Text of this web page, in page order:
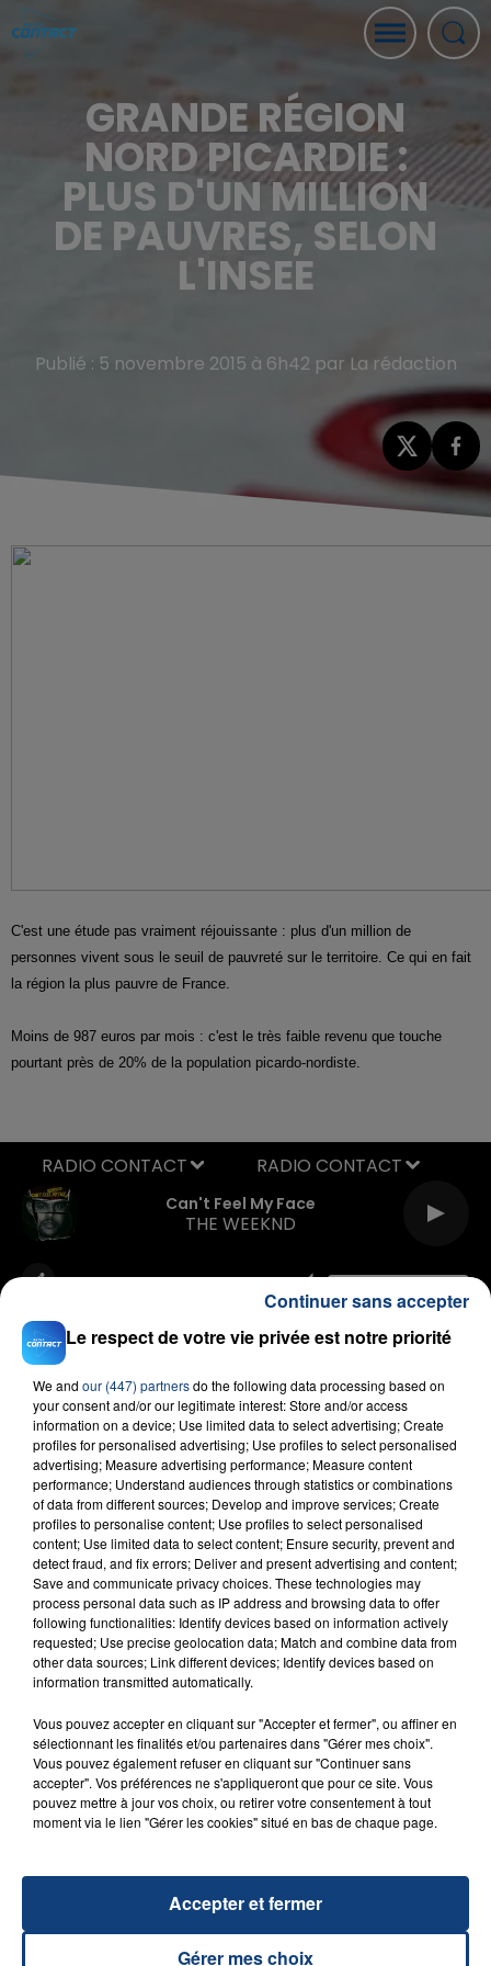
GRANDE RÉGION
NORD PICARDIE :
PLUS D'UN MILLION
DE PAUVRES, SELON
L'INSEE
Publié : 5 novembre 2015 à 6h42 par La rédaction
C'est une étude pas vraiment réjouissante : plus d'un million de
personnes vivent sous le seuil de pauvreté sur le territoire. Ce qui en fait
la région la plus pauvre de France.
Moins de 987 euros par mois : c'est le très faible revenu que touche
pourtant près de 20% de la population picardo-nordiste.
Can't Feel My Face
THE WEEKND
RADIO CONTACT
FIL D'ACTU
23 juillet 2026
INCENDIE MORTEL À LENS : UNE FEMME ET
SON BÉBÉ ENTRE LA VIE ET LA...
Un homme s'est immolé par le feu après avoir
aspergé sa compagne et leur bébé de trois mois
d'un liquide inflammable.
UNE ADOLESCENTE DEVANT SE FAIRE
Le respect de votre vie privée est notre priorité
We and our (447) partnersdo the following data processing based on
your consent and/or our legitimate interest: Store and/or access
information on a device; Use limited data to select advertising; Create
profiles for personalised advertising; Use profiles to select personalised
advertising; Measure advertising performance; Measure content
performance; Understand audiences through statistics or combinations
of data from different sources; Develop and improve services; Create
profiles to personalise content; Use profiles to select personalised
content; Use limited data to select content; Ensure security, prevent and
detect fraud, and fix errors; Deliver and present advertising and content;
Save and communicate privacy choices. These technologies may
process personal data such as IP address and browsing data to offer
following functionalities: Identify devices based on information actively
requested; Use precise geolocation data; Match and combine data from
other data sources; Link different devices; Identify devices based on
information transmitted automatically.
Vous pouvez accepter en cliquant sur "Accepter et fermer", ou affiner en
sélectionnant les finalités et/ou partenaires dans "Gérer mes choix".
Vous pouvez également refuser en cliquant sur "Continuer sans
accepter". Vos préférences ne s'appliqueront que pour ce site. Vous
pouvez mettre à jour vos choix, ou retirer votre consentement à tout
moment via le lien "Gérer les cookies" situé en bas de chaque page.
Gérer mes choix
Accepter et fermer
Continuer sans accepter